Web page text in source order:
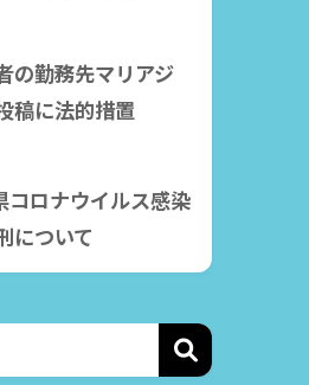
の勤務先マリアジ
稿に法的措置
コロナウイルス感染
について